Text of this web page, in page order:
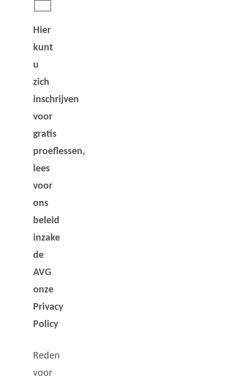
Hier
kunt
u
zich
inschrijven
voor
gratis
proeflessen,
lees
voor
ons
beleid
inzake
de
AVG
onze
Privacy
Policy
Reden
voor